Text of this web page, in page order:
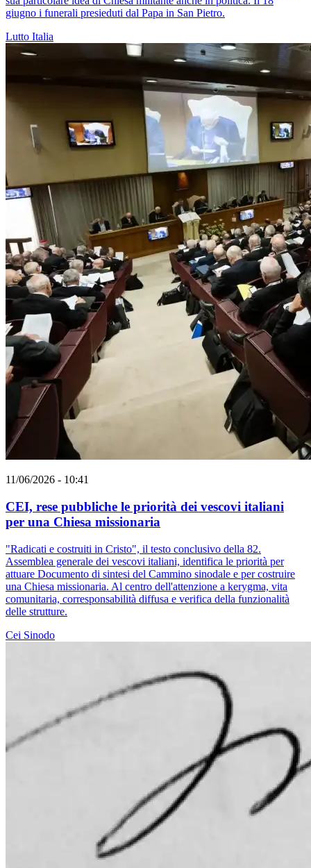
giugno i funerali presieduti dal Papa in San Pietro.
Lutto Italia
11/06/2026 - 10:41
CEI, rese pubbliche le priorità dei vescovi italiani
per una Chiesa missionaria
"Radicati e costruiti in Cristo", il testo conclusivo della 82.
Assemblea generale dei vescovi italiani, identifica le priorità per
attuare Documento di sintesi del Cammino sinodale e per costruire
una Chiesa missionaria. Al centro dell'attenzione a kerygma, vita
comunitaria, corresponsabilità diffusa e verifica della funzionalità
delle strutture.
Cei Sinodo